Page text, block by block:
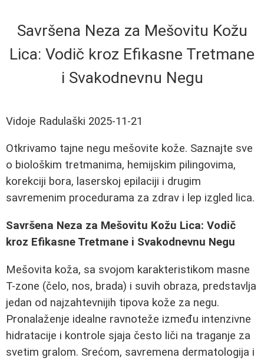
Savršena Neza za Mešovitu Kožu
Lica: Vodič kroz Efikasne Tretmane
i Svakodnevnu Negu
Vidoje Radulaški 2025-11-21
Otkrivamo tajne negu mešovite kože. Saznajte sve
o biološkim tretmanima, hemijskim pilingovima,
korekciji bora, laserskoj epilaciji i drugim
savremenim procedurama za zdrav i lep izgled lica.
Savršena Neza za Mešovitu Kožu Lica: Vodič
kroz Efikasne Tretmane i Svakodnevnu Negu
Mešovita koža, sa svojom karakteristikom masne
T-zone (čelo, nos, brada) i suvih obraza, predstavlja
jedan od najzahtevnijih tipova kože za negu.
Pronalaženje idealne ravnoteže između intenzivne
hidratacije i kontrole sjaja često liči na traganje za
svetim gralom. Srećom, savremena dermatologija i